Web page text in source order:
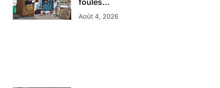
Août 4, 2026